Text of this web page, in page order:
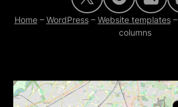
Home– WordPress– Website templates–
columns